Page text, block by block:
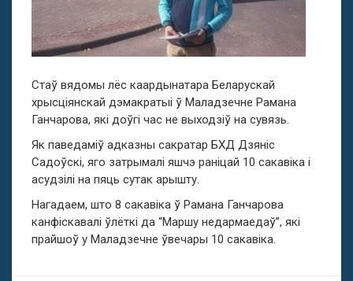
Стаў вядомы лёс каардынатара Беларускай
хрысціянскай дэмакратыі ў Маладзечне Рамана
Ганчарова, які доўгі час не выходзіў на сувязь.
Як паведаміў адказны сакратар БХД Дзяніс
Садоўскі, яго затрымалі яшчэ раніцай 10 сакавіка і
асудзілі на пяць сутак арышту.
Нагадаем, што 8 сакавіка ў Рамана Ганчарова
канфіскавалі ўлёткі да “Маршу недармаедаў”, які
прайшоў у Маладзечне ўвечары 10 сакавіка.